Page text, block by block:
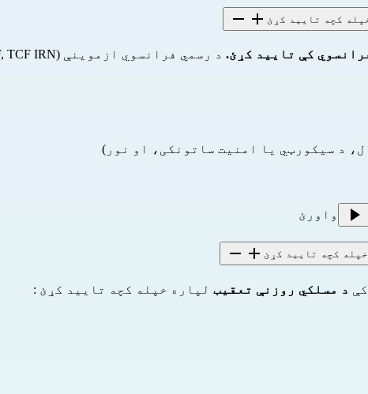
کچه تایید کړئ
کې تایید کړئ. د رسمي فرانسوي ازموینې (DELF, TCF IRN، او داسې نور) لپاره د
د سیکورټي یا امنیت ساتونکی، او نور)
واورئ
کچه تایید کړئ
د مسلکي روزنې تعقیب لپاره خپله کچه تایید کړئ :